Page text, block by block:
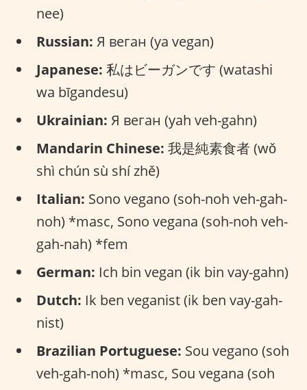
nee)
Russian: Я веган (ya vegan)
Japanese: 私はビーガンです (watashi
wa bīgandesu)
Ukrainian: Я веган (yah veh-gahn)
Mandarin Chinese: 我是純素食者 (wǒ
shì chún sù shí zhě)
Italian: Sono vegano (soh-noh veh-gah-
noh) *masc, Sono vegana (soh-noh veh-
gah-nah) *fem
German: Ich bin vegan (ik bin vay-gahn)
Dutch: Ik ben veganist (ik ben vay-gah-
nist)
Brazilian Portuguese: Sou vegano (soh
veh-gah-noh) *masc, Sou vegana (soh